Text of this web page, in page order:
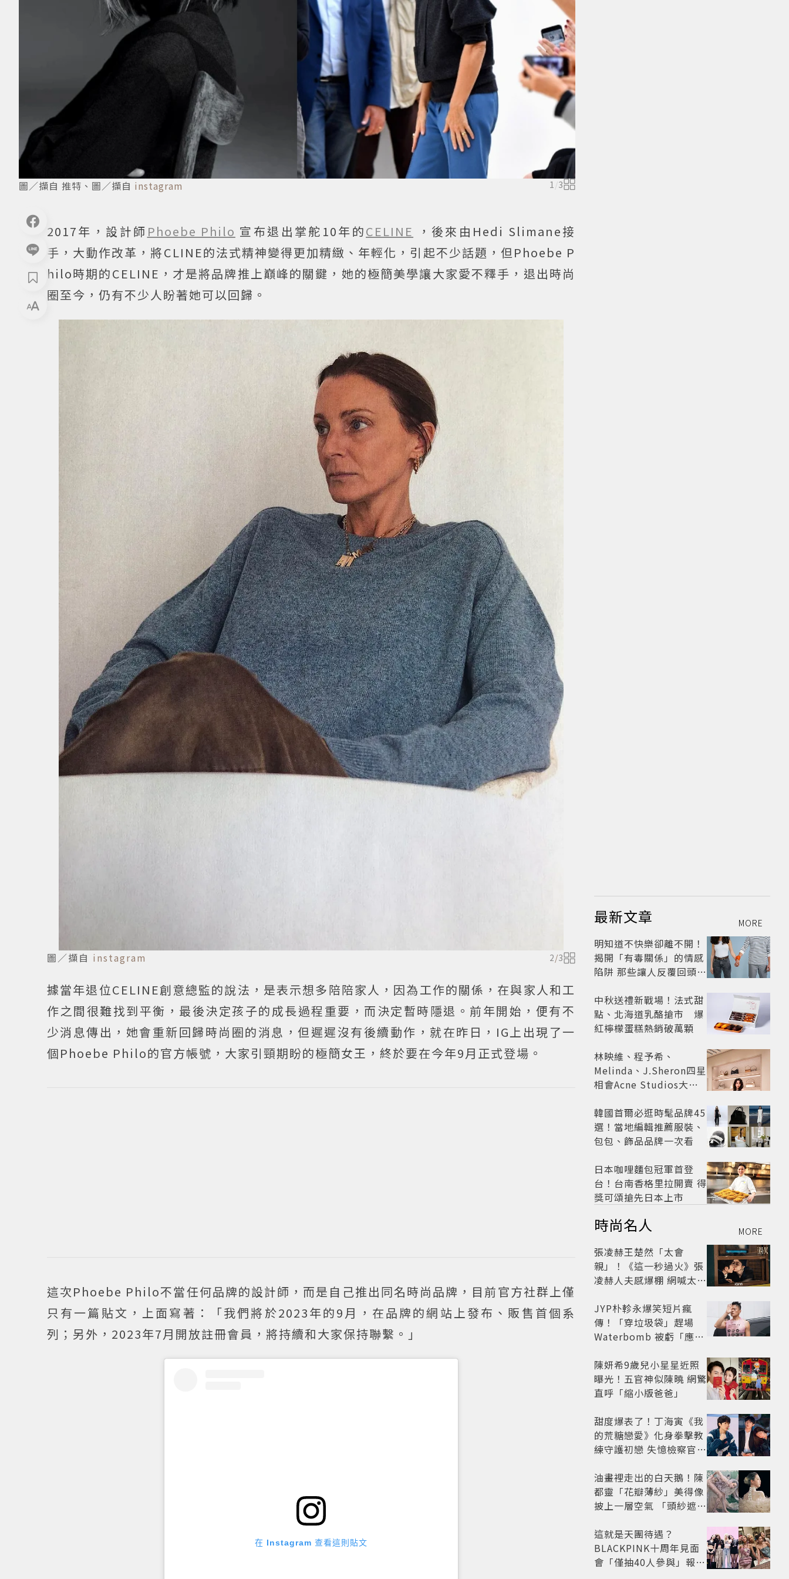
圖／擷自 推特、圖／擷自 instagram 1 /3
2017年，設計師 Phoebe Philo 宣布退出掌舵10年的CELINE
，後來由Hedi Slimane接
手，大動作改革，將CLINE的法式精神變得更加精緻、年輕化，引起不少話題，但Phoebe P
hilo時期的CELINE，才是將品牌推上巔峰的關鍵，她的極簡美學讓大家愛不釋手，退出時尚
圈至今，仍有不少人盼著她可以回歸。
圖／擷自 instagram 2/3
據當年退位CELINE創意總監的說法，是表示想多陪陪家人，因為工作的關係，在與家人和工
作之間很難找到平衡，最後決定孩子的成長過程重要，而決定暫時隱退。前年開始，便有不
少消息傳出，她會重新回歸時尚圈的消息，但遲遲沒有後續動作，就在昨日，IG上出現了一
個Phoebe Philo的官方帳號，大家引頸期盼的極簡女王，終於要在今年9月正式登場。
這次Phoebe Philo不當任何品牌的設計師，而是自己推出同名時尚品牌，目前官方社群上僅
只有一篇貼文，上面寫著：「我們將於2023年的9月，在品牌的網站上發布、販售首個系
列；另外，2023年7月開放註冊會員，將持續和大家保持聯繫。」
在 Instagram 查看這則貼文
最新文章 MORE
明知道不快樂卻離不開！
揭開「有毒關係」的情感
陷阱 那些讓人反覆回頭的
戒？
中秋送禮新戰場！法式甜
點、北海道乳酪搶市 爆
紅檸檬蛋糕熱銷破萬顆
林映維、程予希、
Melinda、J.Sheron四星
相會Acne Studios大曬
韓國首爾必逛時髦品牌45
選！當地編輯推薦服裝、
包包、飾品品牌一次看
日本咖哩麵包冠軍首登
台！台南香格里拉開賣 得
獎可頌搶先日本上市
時尚名人 MORE
張凌赫王楚然「太會
親」！《這一秒過火》張
凌赫人夫感爆棚 網喊太有
JYP朴軫永爆笑短片瘋
傳！「穿垃圾袋」趕場
Waterbomb 被虧「應該
陳妍希9歲兒小星星近照
曝光！五官神似陳曉 網驚
直呼「縮小版爸爸」
甜度爆表了！丁海寅《我
的荒糖戀愛》化身拳擊教
練守護初戀 失憶檢察官×
劇
油畫裡走出的白天鵝！陳
都靈「花瓣薄紗」美得像
披上一層空氣 「頭紗遮
太仙
這就是天團待遇？
BLACKPINK十周年見面
會「僅抽40人參與」報名